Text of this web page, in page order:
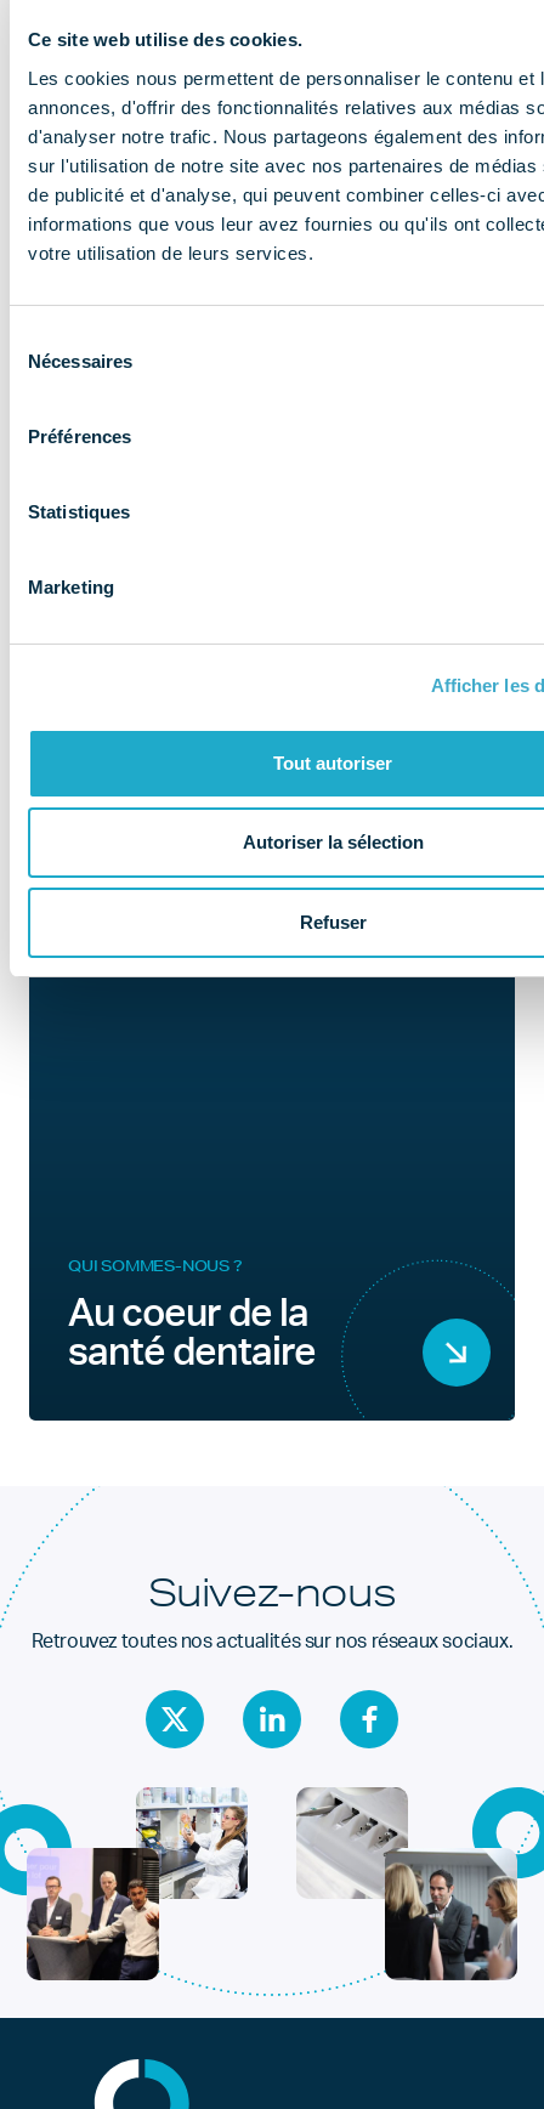
Ce site web utilise des cookies.
Les cookies nous permettent de personnaliser le contenu et
annonces, d'offrir des fonctionnalités relatives aux médias
d'analyser notre trafic. Nous partageons également des
sur l'utilisation de notre site avec nos partenaires de médias
de publicité et d'analyse, qui peuvent combiner celles-ci
informations que vous leur avez fournies ou qu'ils ont
votre utilisation de leurs services.
Nécessaires
Préférences
Statistiques
Marketing
Afficher les
Tout autoriser
Autoriser la sélection
Refuser
pourrez retrouver tous vos contenus !
ADHÉRENT
En savoir plus
entreprises et
les accompagne
QUI SOMMES-NOUS ?
Au coeur de la
santé dentaire
Suivez-nous
Retrouvez toutes nos actualités sur nos réseaux sociaux.